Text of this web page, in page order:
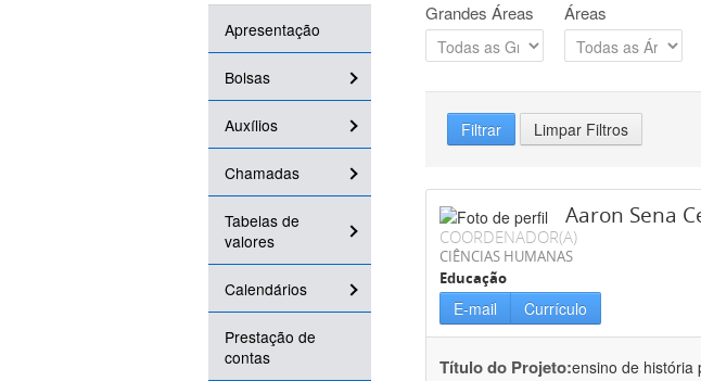
Apresentação
Bolsas
Auxílios
Chamadas
Tabelas de
valores
Calendários
Prestação de
contas
Grandes Áreas Áreas
Filtrar Limpar Filtros
Aaron Sena
COORDENADOR(A)
CIÊNCIAS HUMANAS
Educação
E-mail Currículo
Título do Projeto:ensino de história